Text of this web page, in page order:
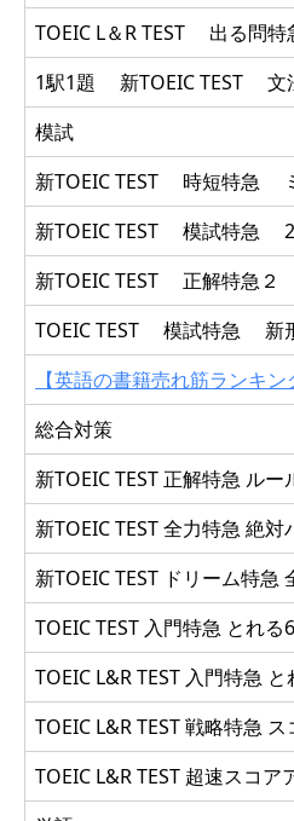
TOEIC L＆R TEST 出る問
1駅1題 新TOEIC TEST 文
模試
新TOEIC TEST 時短特急
新TOEIC TEST 模試特急
新TOEIC TEST 正解特急２
TOEIC TEST 模試特急 新
【英語の書籍売れ筋ランキン
総合対策
新TOEIC TEST 正解特急 ルー
新TOEIC TEST 全力特急 絶対
新TOEIC TEST ドリーム特急
TOEIC TEST 入門特急 とれる
TOEIC L&R TEST 入門特急
TOEIC L&R TEST 戦略特急
TOEIC L&R TEST 超速スコ